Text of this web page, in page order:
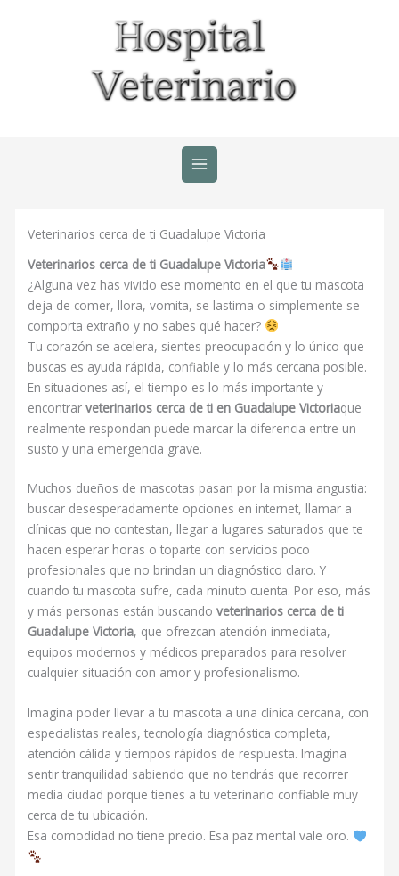
Veterinarios cerca de ti Guadalupe Victoria
Veterinarios cerca de ti Guadalupe Victoria
¿Alguna vez has vivido ese momento en el que tu mascota
deja de comer, llora, vomita, se lastima o simplemente se
comporta extraño y no sabes qué hacer?
Tu corazón se acelera, sientes preocupación y lo único que
buscas es ayuda rápida, confiable y lo más cercana posible.
En situaciones así, el tiempo es lo más importante y
encontrarveterinarios cerca de ti en Guadalupe Victoriaque
realmente respondan puede marcar la diferencia entre un
susto y una emergencia grave.
Muchos dueños de mascotas pasan por la misma angustia:
buscar desesperadamente opciones en internet, llamar a
clínicas que no contestan, llegar a lugares saturados que te
hacen esperar horas o toparte con servicios poco
profesionales que no brindan un diagnóstico claro. Y
cuando tu mascota sufre, cada minuto cuenta. Por eso, más
y más personas están buscandoveterinarios cerca de ti
Guadalupe Victoria, que ofrezcan atención inmediata,
equipos modernos y médicos preparados para resolver
cualquier situación con amor y profesionalismo.
Imagina poder llevar a tu mascota a una clínica cercana, con
especialistas reales, tecnología diagnóstica completa,
atención cálida y tiempos rápidos de respuesta. Imagina
sentir tranquilidad sabiendo que no tendrás que recorrer
media ciudad porque tienes a tu veterinario confiable muy
cerca de tu ubicación.
Esa comodidad no tiene precio. Esa paz mental vale oro.